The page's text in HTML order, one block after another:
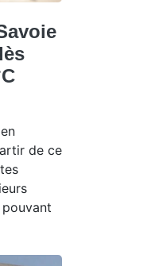
de ce